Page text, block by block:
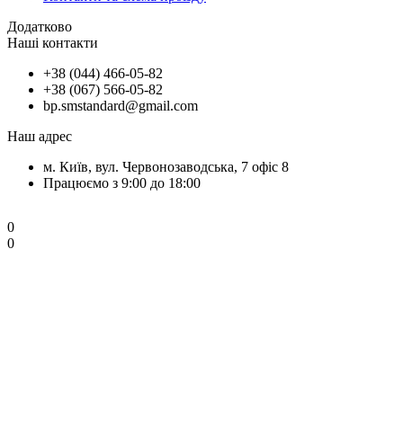
Додатково
Наші контакти
+38 (044) 466-05-82
+38 (067) 566-05-82
bp.smstandard@gmail.com
Наш адрес
м. Київ, вул. Червонозаводська, 7 офіс 8
Працюємо з 9:00 до 18:00
0
0